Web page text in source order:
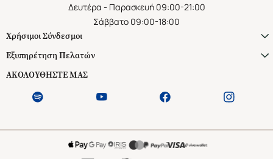
Δευτέρα - Παρασκευή 09:00-21:00
Σάββατο 09:00-18:00
Χρήσιμοι Σύνδεσμοι
Εξυπηρέτηση Πελατών
ΑΚΟΛΟΥΘΗΣΤΕ ΜΑΣ